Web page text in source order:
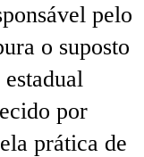
pelo
o suposto
por
prática de